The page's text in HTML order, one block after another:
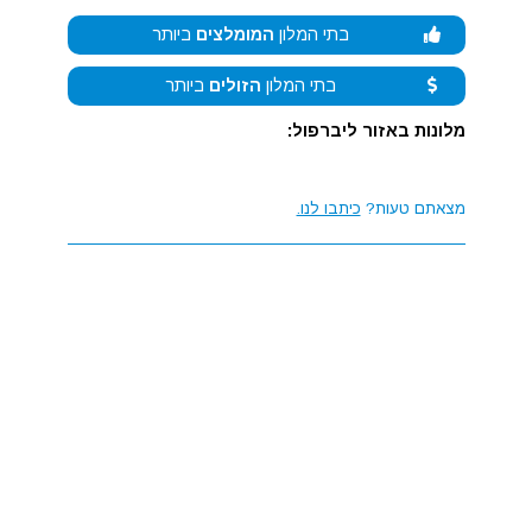
בתי המלון המומלצים ביותר
בתי המלון הזולים ביותר
מלונות באזור ליברפול:
מצאתם טעות? כיתבו לנו.